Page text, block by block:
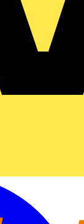
aktuelle